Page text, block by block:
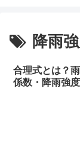
降雨
合理式とは？
係数・降雨強